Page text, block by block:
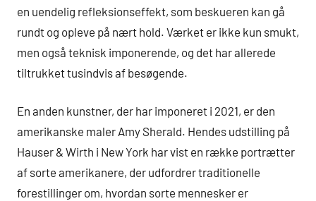
en uendelig refleksionseffekt, som beskueren kan gå
rundt og opleve på nært hold. Værket er ikke kun smukt,
men også teknisk imponerende, og det har allerede
tiltrukket tusindvis af besøgende.
En anden kunstner, der har imponeret i 2021, er den
amerikanske maler Amy Sherald. Hendes udstilling på
Hauser & Wirth i New York har vist en række portrætter
af sorte amerikanere, der udfordrer traditionelle
forestillinger om, hvordan sorte mennesker er